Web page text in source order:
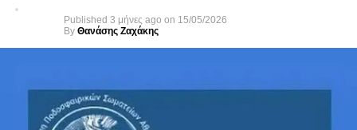
Published 3 μήνες ago on 15/05/2026
By Θανάσης Ζαχάκης